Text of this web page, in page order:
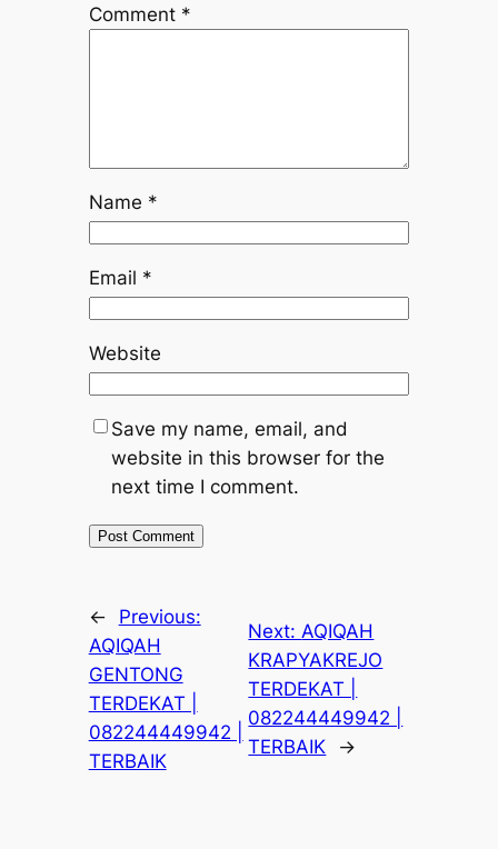
Comment *
Name *
Email *
Website
Save my name, email, and
website in this browser for the
next time I comment.
←
Previous:
AQIQAH
GENTONG
TERDEKAT |
082244449942 |
TERBAIK
Next: AQIQAH
KRAPYAKREJO
TERDEKAT |
082244449942 |
TERBAIK
→